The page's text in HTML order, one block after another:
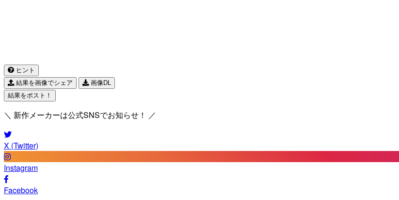
ヒント
結果を画像でシェア
画像DL
結果をポスト！
＼ 新作メーカーは公式SNSでお知らせ！ ／
X (Twitter)
Instagram
Facebook